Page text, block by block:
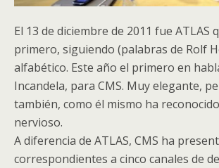
El 13 de diciembre de 2011 fue ATLAS
primero, siguiendo (palabras de Rolf
alfabético. Este año el primero en
Incandela, para CMS. Muy elegante,
también, como él mismo ha
nervioso.
A diferencia de ATLAS, CMS ha
correspondientes a cinco canales de